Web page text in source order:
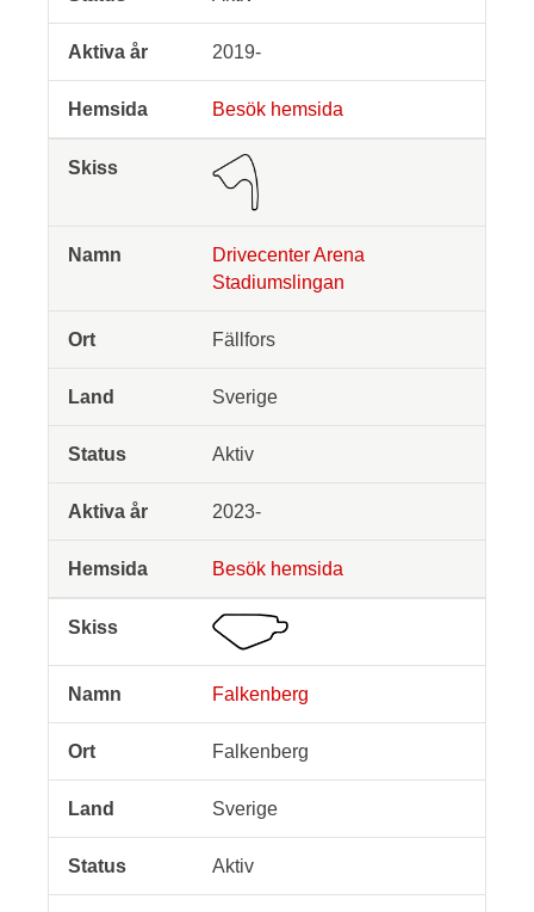
2019-
Besök hemsida
Drivecenter Arena
Stadiumslingan
Fällfors
Sverige
Aktiv
2023-
Besök hemsida
Falkenberg
Falkenberg
Sverige
Aktiv